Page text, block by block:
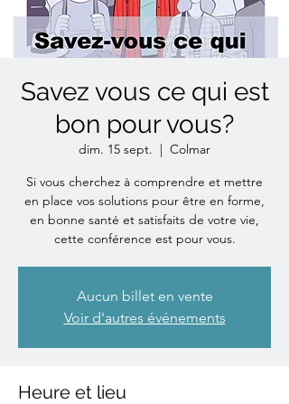
Savez vous ce qui est
bon pour vous?
dim. 15 sept.
  |
Colmar
Si vous cherchez à comprendre et mettre
en place vos solutions pour être en forme,
en bonne santé et satisfaits de votre vie,
cette conférence est pour vous.
Aucun billet en vente
Voir d'autres événements
Heure et lieu